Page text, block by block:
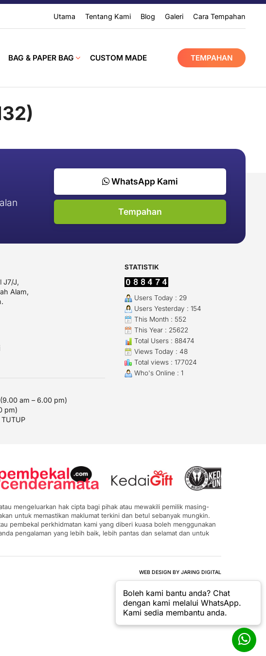
Utama Tentang Kami Blog Galeri Cara Tempahan
BAG & PAPER BAG CUSTOM MADE TEMPAHAN
WhatsApp Kami
Tempahan
J7/J,
Alam,
am – 6.00 pm)
pm)
STATISTIK
Users Today : 29
Users Yesterday : 154
This Month : 552
This Year : 25622
Total Users : 88474
Views Today : 48
Total views : 177024
Who's Online : 1
mengeluarkan hak cipta bagi pihak atau mewakili pemilik masing-
untuk memastikan maklumat terkini dan betul sebanyak mungkin.
pembekal perkhidmatan kami yang diberi kuasa boleh menggunakan
pengalaman yang lebih baik, lebih pantas dan selamat dan untuk
WEB DESIGN BY JARING DIGITAL
Boleh kami bantu anda? Chat
dengan kami melalui WhatsApp.
Kami sedia membantu anda.